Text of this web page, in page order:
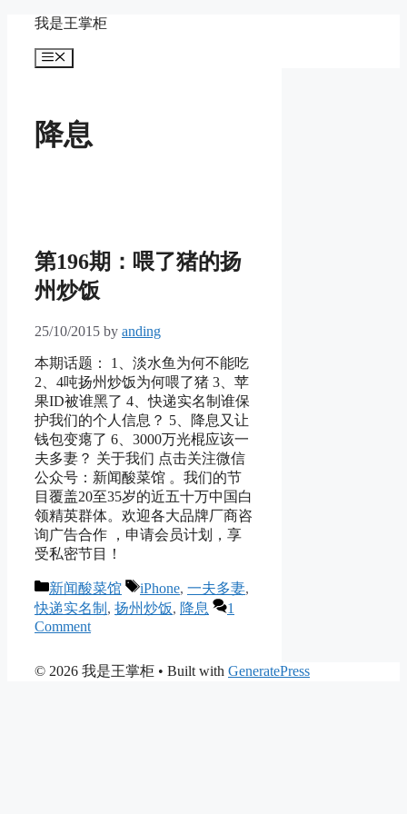
content
我是王掌柜
Menu
降息
第196期：喂了猪的扬
州炒饭
25/10/2015 by anding
本期话题： 1、淡水鱼为何不能吃
2、4吨扬州炒饭为何喂了猪 3、苹
果ID被谁黑了 4、快递实名制谁保
护我们的个人信息？ 5、降息又让
钱包变瘪了 6、3000万光棍应该一
夫多妻？ 关于我们 点击关注微信
公众号：新闻酸菜馆 。我们的节
目覆盖20至35岁的近五十万中国白
领精英群体。欢迎各大品牌厂商咨
询广告合作 ，申请会员计划，享
受私密节目！
Categories
新闻酸菜馆 Tags
iPhone, 一夫多妻,
快递实名制 , 扬州炒饭, 降息
1
Comment
© 2026 我是王掌柜 • Built with GeneratePress